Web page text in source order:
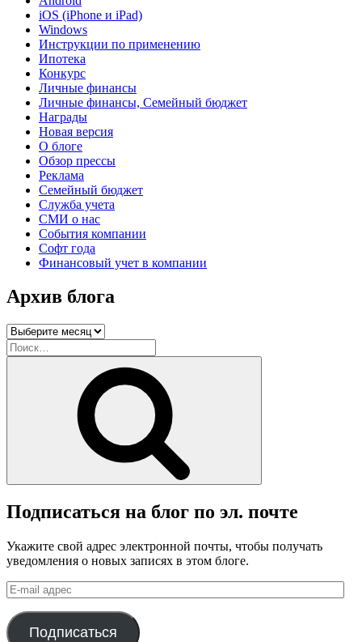
iOS (iPhone и iPad)
Windows
Инструкции по применению
Ипотека
Конкурс
Личные финансы
Личные финансы, Семейный бюджет
Награды
Новая версия
О блоге
Обзор прессы
Реклама
Семейный бюджет
Служба учета
СМИ о нас
События компании
Софт года
Финансовый учет в компании
Архив блога
Архив
блога
Искать:
Подписаться на блог по эл. почте
Укажите свой адрес электронной почты, чтобы получать
уведомления о новых записях в этом блоге.
E-
mail
адрес
Подписаться